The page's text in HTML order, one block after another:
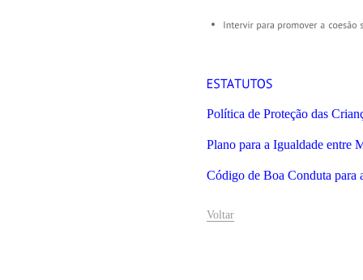
Política de Proteção das
Plano para a Igualdade entre
Código de Boa Conduta para
Voltar